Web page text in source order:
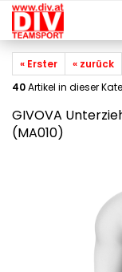
« Erster « zurück
40Artikel in dieser
GIVOVA
(MA010)